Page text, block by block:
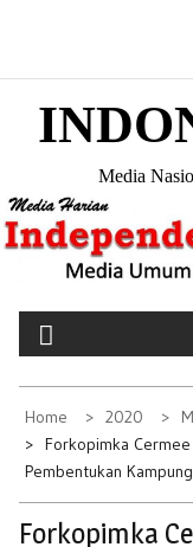
i
o
Media
Home 2020
Forkopimka
Pembentukan
Forkopimka